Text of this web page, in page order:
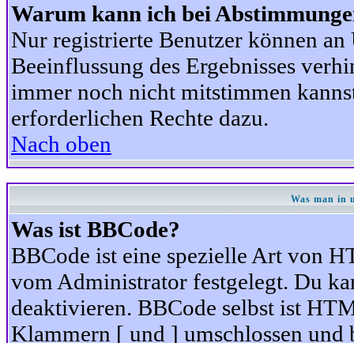
Warum kann ich bei
Nur registrierte Benutzer können
Beeinflussung des Ergebnisses
immer noch nicht mitstimmen
erforderlichen Rechte dazu.
Nach oben
Was man in
Was ist BBCode?
BBCode ist eine spezielle Art von
vom Administrator festgelegt. Du
deaktivieren. BBCode selbst ist
Klammern [ und ] umschlossen